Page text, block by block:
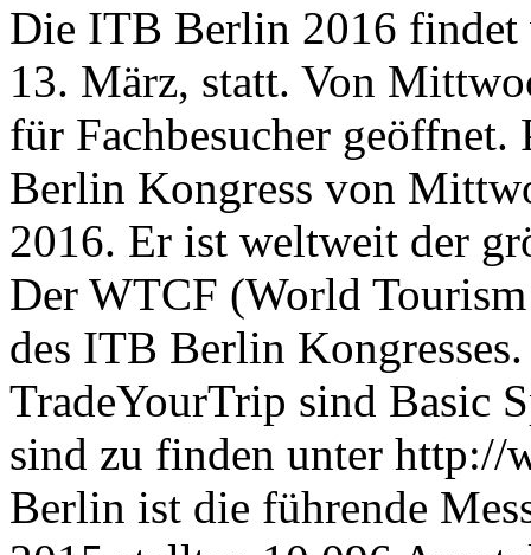
Die ITB Berlin 2016
13. März, statt. Von
für Fachbesucher
Berlin Kongress von
2016. Er ist weltweit der
Der WTCF (World
des ITB Berlin
TradeYourTrip sind Basic
sind zu finden unter http://
Berlin ist die führende